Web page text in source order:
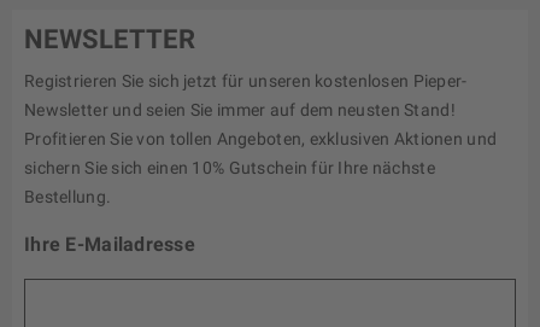
NEWSLETTER
Registrieren Sie sich jetzt für unseren kostenlosen Pieper-
Newsletter und seien Sie immer auf dem neusten Stand!
Profitieren Sie von tollen Angeboten, exklusiven Aktionen und
sichern Sie sich einen 10% Gutschein für Ihre nächste
Bestellung.
Ihre E-Mailadresse